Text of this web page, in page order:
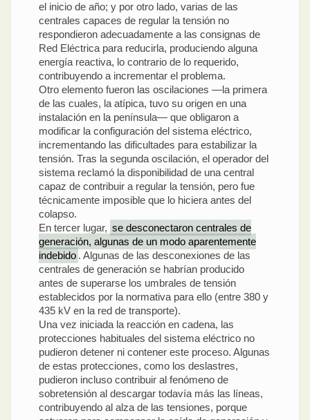
el inicio de año; y por otro lado, varias de las
centrales capaces de regular la tensión no
respondieron adecuadamente a las consignas de
Red Eléctrica para reducirla, produciendo alguna
energía reactiva, lo contrario de lo requerido,
contribuyendo a incrementar el problema.
Otro elemento fueron las oscilaciones —la primera
de las cuales, la atípica, tuvo su origen en una
instalación en la península— que obligaron a
modificar la configuración del sistema eléctrico,
incrementando las dificultades para estabilizar la
tensión. Tras la segunda oscilación, el operador del
sistema reclamó la disponibilidad de una central
capaz de contribuir a regular la tensión, pero fue
técnicamente imposible que lo hiciera antes del
colapso.
En tercer lugar, se desconectaron centrales de
generación, algunas de un modo aparentemente
indebido . Algunas de las desconexiones de las
centrales de generación se habrían producido
antes de superarse los umbrales de tensión
establecidos por la normativa para ello (entre 380 y
435 kV en la red de transporte).
Una vez iniciada la reacción en cadena, las
protecciones habituales del sistema eléctrico no
pudieron detener ni contener este proceso. Algunas
de estas protecciones, como los deslastres,
pudieron incluso contribuir al fenómeno de
sobretensión al descargar todavía más las líneas,
contribuyendo al alza de las tensiones, porque